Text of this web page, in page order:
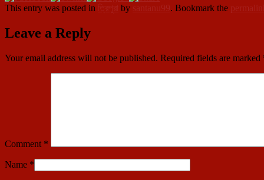
This entry was posted in ত্রিপুরা by santanu99. Bookmark the
Leave a Reply
Your email address will not be published. Required fields are marked
Comment *
Name *